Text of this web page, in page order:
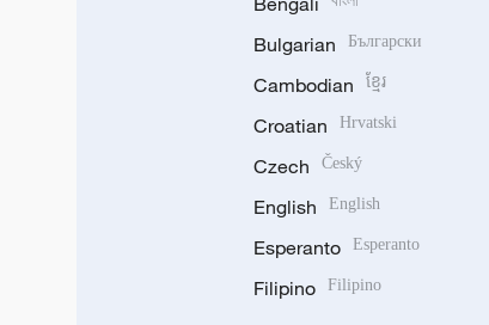
Bulgarian Български
Cambodian ខ្មែរ
Croatian Hrvatski
Czech Český
English English
Esperanto Esperanto
Filipino Filipino